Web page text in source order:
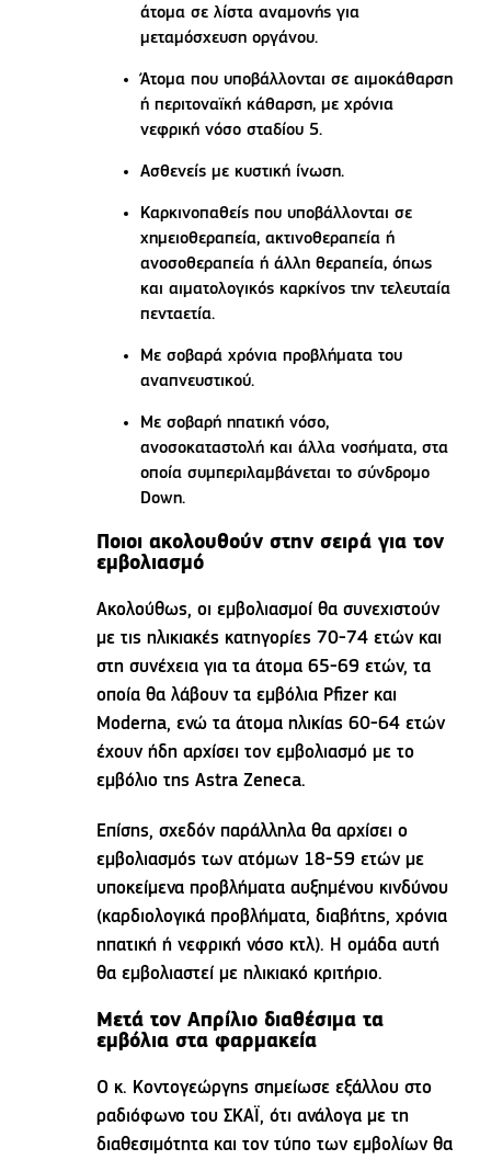
άτομα σε λίστα αναμονής για
μεταμόσχευση οργάνου.
Άτομα που υποβάλλονται σε αιμοκάθαρση
ή περιτοναϊκή κάθαρση, με χρόνια
νεφρική νόσο σταδίου 5.
Ασθενείς με κυστική ίνωση.
Καρκινοπαθείς που υποβάλλονται σε
χημειοθεραπεία, ακτινοθεραπεία ή
ανοσοθεραπεία ή άλλη θεραπεία, όπως
και αιματολογικός καρκίνος την τελευταία
πενταετία.
Με σοβαρά χρόνια προβλήματα του
αναπνευστικού.
Με σοβαρή ηπατική νόσο,
ανοσοκαταστολή και άλλα νοσήματα, στα
οποία συμπεριλαμβάνεται το σύνδρομο
Down.
Ποιοι ακολουθούν στην σειρά για τον
εμβολιασμό
Ακολούθως, οι εμβολιασμοί θα συνεχιστούν
με τις ηλικιακές κατηγορίες 70-74 ετών και
στη συνέχεια για τα άτομα 65-69 ετών, τα
οποία θα λάβουν τα εμβόλια Pfizer και
Moderna, ενώ τα άτομα ηλικίας 60-64 ετών
έχουν ήδη αρχίσει τον εμβολιασμό με το
εμβόλιο της Astra Zeneca.
Επίσης, σχεδόν παράλληλα θα αρχίσει ο
εμβολιασμός των ατόμων 18-59 ετών με
υποκείμενα προβλήματα αυξημένου κινδύνου
(καρδιολογικά προβλήματα, διαβήτης, χρόνια
ηπατική ή νεφρική νόσο κτλ). Η ομάδα αυτή
θα εμβολιαστεί με ηλικιακό κριτήριο.
Μετά τον Απρίλιο διαθέσιμα τα
εμβόλια στα φαρμακεία
Ο κ. Κοντογεώργης σημείωσε εξάλλου στο
ραδιόφωνο του ΣΚΑΪ, ότι ανάλογα με τη
διαθεσιμότητα και τον τύπο των εμβολίων θα